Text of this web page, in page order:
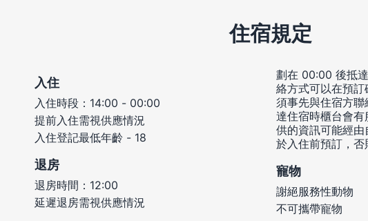
住宿規定
入住
入住時段：14:00 - 00:00
提前入住需視供應情況
入住登記最低年齡 - 18
退房
退房時間：12:00
延遲退房需視供應情況
劃在 00:00 後抵
絡方式可以在預
須事先與住宿方
達住宿時櫃台會
供的資訊可能經
於入住前預訂，否
寵物
謝絕服務性動物
不可攜帶寵物